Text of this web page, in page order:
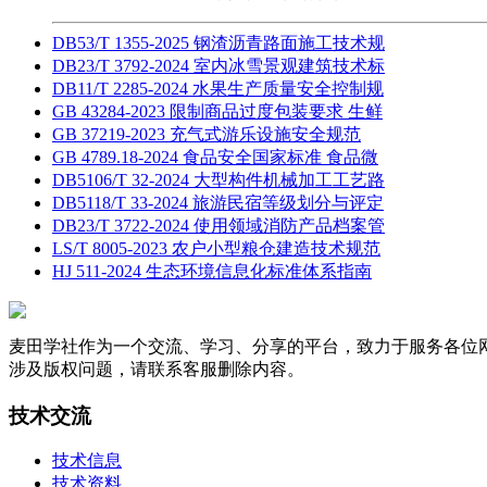
DB53/T 1355-2025 钢渣沥青路面施工技术规
DB23/T 3792-2024 室内冰雪景观建筑技术标
DB11/T 2285-2024 水果生产质量安全控制规
GB 43284-2023 限制商品过度包装要求 生鲜
GB 37219-2023 充气式游乐设施安全规范
GB 4789.18-2024 食品安全国家标准 食品微
DB5106/T 32-2024 大型构件机械加工工艺路
DB5118/T 33-2024 旅游民宿等级划分与评定
DB23/T 3722-2024 使用领域消防产品档案管
LS/T 8005-2023 农户小型粮仓建造技术规范
HJ 511-2024 生态环境信息化标准体系指南
麦田学社作为一个交流、学习、分享的平台，致力于服务各
涉及版权问题，请联系客服删除内容。
技术交流
技术信息